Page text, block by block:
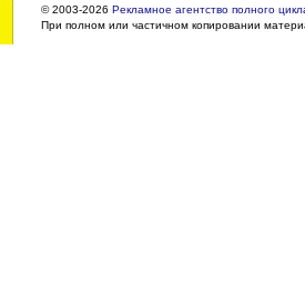
© 2003-2026 Рекламное агентство полного
При полном или частичном копировании